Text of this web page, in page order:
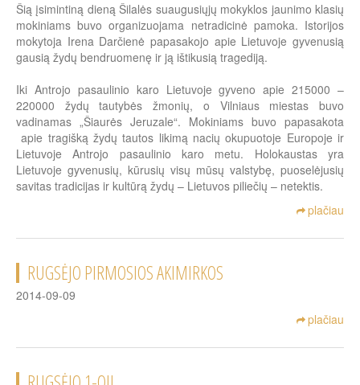
Šią įsimintiną dieną Šilalės suaugusiųjų mokyklos jaunimo klasių
mokiniams buvo organizuojama netradicinė pamoka. Istorijos
mokytoja Irena Darčienė papasakojo apie Lietuvoje gyvenusią
gausią žydų bendruomenę ir ją ištikusią tragediją.
Iki Antrojo pasaulinio karo Lietuvoje gyveno apie 215000 –
220000 žydų tautybės žmonių, o Vilniaus miestas buvo
vadinamas „Šiaurės Jeruzale“. Mokiniams buvo papasakota
apie tragišką žydų tautos likimą nacių okupuotoje Europoje ir
Lietuvoje Antrojo pasaulinio karo metu. Holokaustas yra
Lietuvoje gyvenusių, kūrusių visų mūsų valstybę, puoselėjusių
savitas tradicijas ir kultūrą žydų – Lietuvos piliečių – netektis.
plačiau
RUGSĖJO PIRMOSIOS AKIMIRKOS
2014-09-09
plačiau